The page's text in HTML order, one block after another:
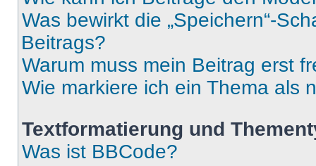
Was bewirkt die „Speichern“-
Beitrags?
Warum muss mein Beitrag erst
Wie markiere ich ein Thema als
Textformatierung und
Was ist BBCode?